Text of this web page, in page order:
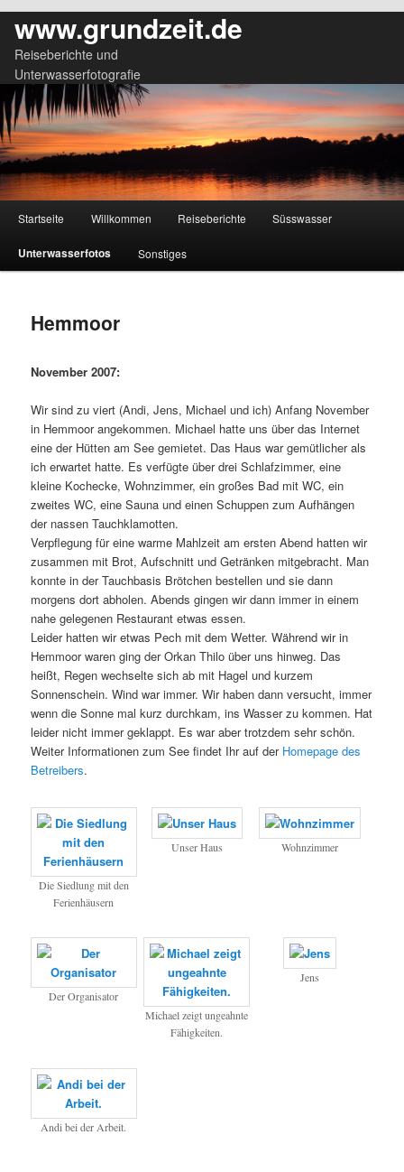
www.grundzeit.de
Reiseberichte und
Unterwasserfotografie
Zum
primären
springen
Zum
sekundären
springen
Startseite Willkommen Reiseberichte Süsswasser
Unterwasserfotos Sonstiges
Hemmoor
November 2007:
Wir sind zu viert (Andi, Jens, Michael und ich) Anfang November
in Hemmoor angekommen. Michael hatte uns über das Internet
eine der Hütten am See gemietet. Das Haus war gemütlicher als
ich erwartet hatte. Es verfügte über drei Schlafzimmer, eine
kleine Kochecke, Wohnzimmer, ein großes Bad mit WC, ein
zweites WC, eine Sauna und einen Schuppen zum Aufhängen
der nassen Tauchklamotten.
Verpflegung für eine warme Mahlzeit am ersten Abend hatten wir
zusammen mit Brot, Aufschnitt und Getränken mitgebracht. Man
konnte in der Tauchbasis Brötchen bestellen und sie dann
morgens dort abholen. Abends gingen wir dann immer in einem
nahe gelegenen Restaurant etwas essen.
Leider hatten wir etwas Pech mit dem Wetter. Während wir in
Hemmoor waren ging der Orkan Thilo über uns hinweg. Das
heißt, Regen wechselte sich ab mit Hagel und kurzem
Sonnenschein. Wind war immer. Wir haben dann versucht, immer
wenn die Sonne mal kurz durchkam, ins Wasser zu kommen. Hat
leider nicht immer geklappt. Es war aber trotzdem sehr schön.
Weiter Informationen zum See findet Ihr auf der Homepage des
Betreibers.
Die Siedlung mit den
Ferienhäusern
Unser Haus Wohnzimmer
Der Organisator
Michael zeigt ungeahnte
Fähigkeiten.
Jens
Andi bei der Arbeit.